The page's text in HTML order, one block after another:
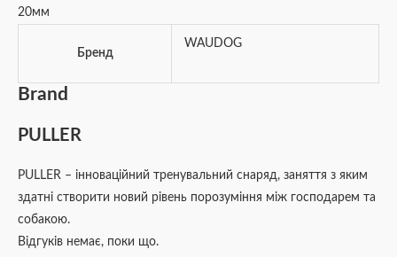
20мм
Бренд
WAUDOG
Brand
PULLER
PULLER – інноваційний тренувальний снаряд, заняття з яким
здатні створити новий рівень порозуміння між господарем та
собакою.
Відгуків немає, поки що.